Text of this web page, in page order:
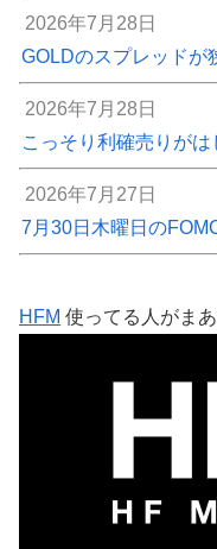
2026年7月28日
GOLDのスプレッドが
2026年7月28日
こっそり利確売りが
2026年7月27日
7月30日木曜日の
HFM 使ってる人がま